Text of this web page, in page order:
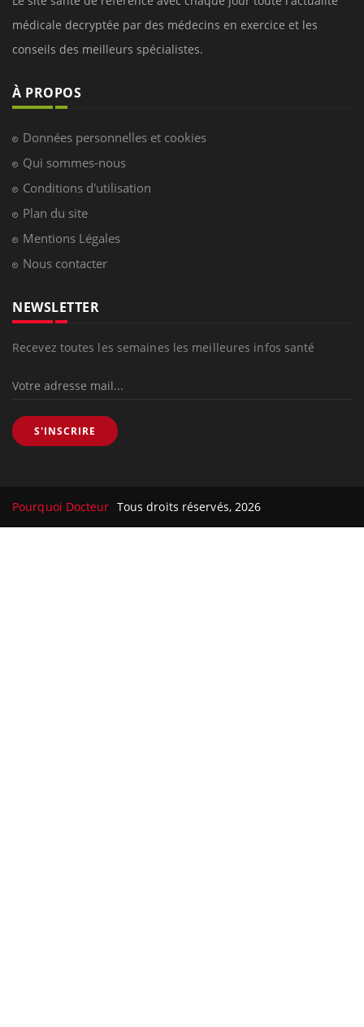
médicale decryptée par des médecins en exercice et les
conseils des meilleurs spécialistes.
À PROPOS
Données personnelles et cookies
Qui sommes-nous
Conditions d'utilisation
Plan du site
Mentions Légales
Nous contacter
NEWSLETTER
Recevez toutes les semaines les meilleures infos santé
S'INSCRIRE
Pourquoi Docteur Tous droits réservés, 2026